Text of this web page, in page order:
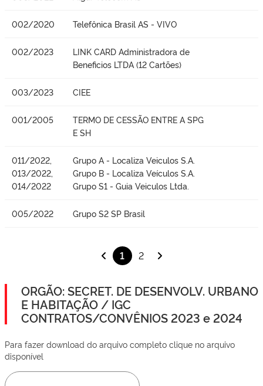
002/2020 Telefônica Brasil AS - VIVO
002/2023
LINK CARD Administradora de
Beneficios LTDA (12 Cartões)
003/2023 CIEE
001/2005
TERMO DE CESSÃO ENTRE A SPG
E SH
011/2022,
013/2022,
014/2022
Grupo A - Localiza Veiculos S.A.
Grupo B - Localiza Veículos S.A.
Grupo S1 - Guia Veiculos Ltda.
005/2022 Grupo S2 SP Brasil
1 2
ORGÃO: SECRET. DE DESENVOLV. URBANO
E HABITAÇÃO / IGC
CONTRATOS/CONVÊNIOS 2023 e 2024
Para fazer download do arquivo completo clique no arquivo
disponível